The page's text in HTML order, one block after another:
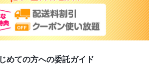
めての方への委託ガイド